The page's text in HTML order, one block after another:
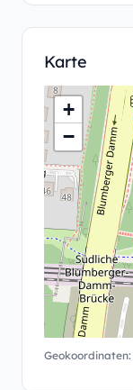
Karte
+
−
Geokoordinaten: